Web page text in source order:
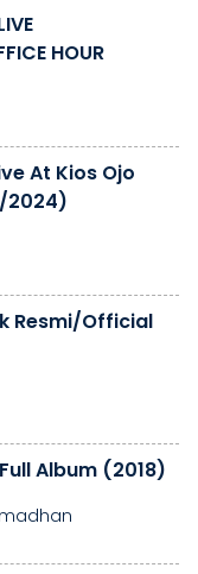
HOUR
At Kios Ojo
2024)
Resmi/Official
Album (2018)